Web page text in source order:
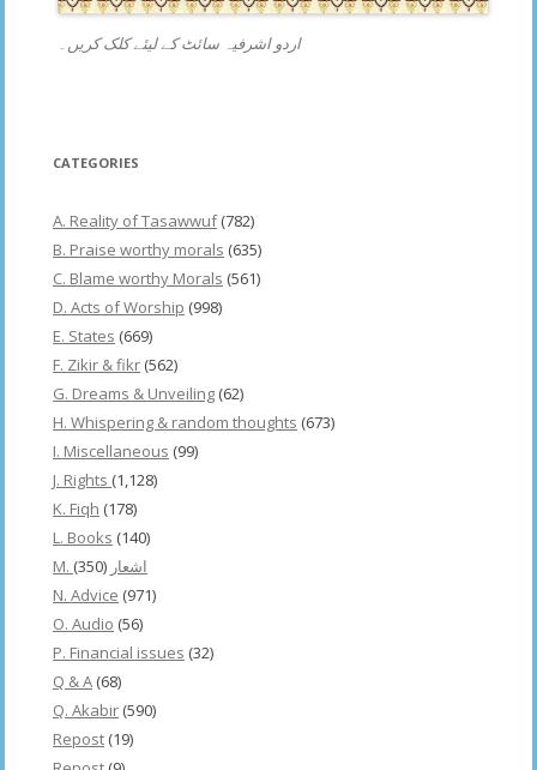
اردو اشرفیہ سائٹ کے لیئے کلک کریں۔
CATEGORIES
A. Reality of Tasawwuf(782)
B. Praise worthy morals (635)
C. Blame worthy Morals (561)
D. Acts of Worship (998)
E. States (669)
F. Zikir & fikr (562)
G. Dreams & Unveiling (62)
H. Whispering & random thoughts (673)
I. Miscellaneous (99)
J. Rights (1,128)
K. Fiqh (178)
L. Books (140)
M. اشعار (350)
N. Advice (971)
O. Audio (56)
P. Financial issues (32)
Q & A (68)
Q. Akabir (590)
Repost (19)